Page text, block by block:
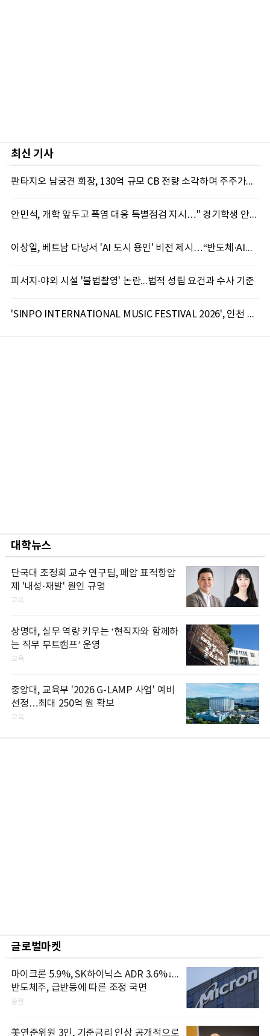
최신 기사
판타지오 남궁견 회장, 130억 규모 CB 전량 소각하며 주주가치 제고 박차
안민석, 개학 앞두고 폭염 대응 특별점검 지시…" 경기학생 안전 최우선"
이상일, 베트남 다낭서 'AI 도시 용인' 비전 제시…“반도체·AI로 시민 삶 바꾼다”
피서지·야외 시설 '불법촬영' 논란...법적 성립 요건과 수사 기준
'SINPO INTERNATIONAL MUSIC FESTIVAL 2026', 인천 신포서 국제 음악축제 개최
대학뉴스
단국대 조정희 교수 연구팀, 폐암 표적항암
제 '내성·재발' 원인 규명
교육
상명대, 실무 역량 키우는 ‘현직자와 함께하
는 직무 부트캠프’ 운영
교육
중앙대, 교육부 '2026 G-LAMP 사업' 예비
선정…최대 250억 원 확보
교육
글로벌마켓
마이크론 5.9%, SK하이닉스 ADR 3.6%↓...
반도체주, 급반등에 따른 조정 국면
증권
美연준위원 3인, 기준금리 인상 공개적으로